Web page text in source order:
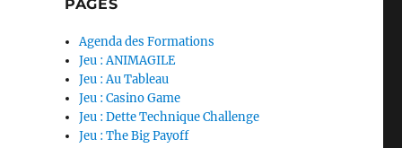
PAGES
Agenda des Formations
Jeu : ANIMAGILE
Jeu : Au Tableau
Jeu : Casino Game
Jeu : Dette Technique Challenge
Jeu : The Big Payoff